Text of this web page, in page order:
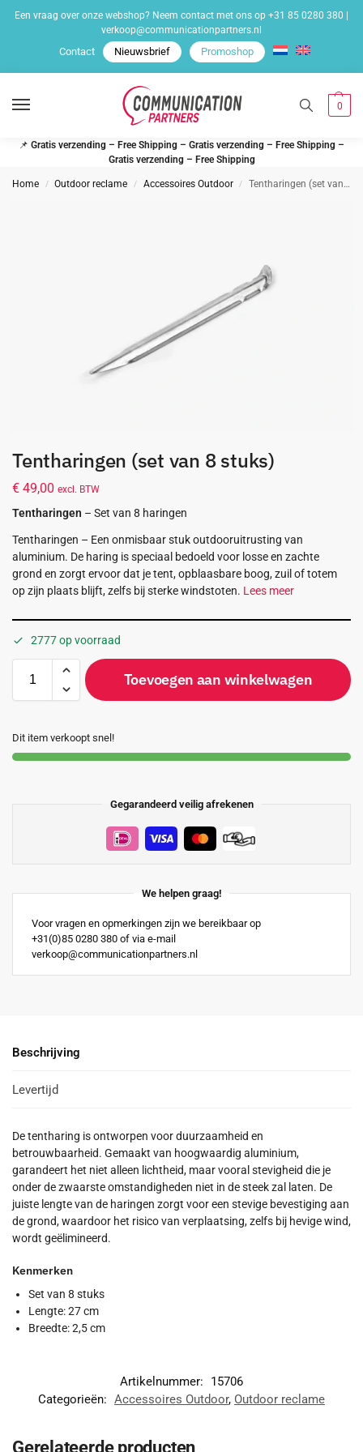
Een vraag over onze webshop? Neem contact met ons op +31 85 0280 380 |
verkoop@communicationpartners.nl
Contact Nieuwsbrief Promoshop
0
📌 Gratis verzending – Free Shipping – Gratis verzending – Free Shipping –
Gratis verzending – Free Shipping
Home / Outdoor reclame / Accessoires Outdoor / Tentharingen (set van 8 stuks)
Tentharingen (set van 8 stuks)
€ 49,00 excl. BTW
Tentharingen – Set van 8 haringen
Tentharingen – Een onmisbaar stuk outdooruitrusting van
aluminium. De haring is speciaal bedoeld voor losse en zachte
grond en zorgt ervoor dat je tent, opblaasbare boog, zuil of totem
op zijn plaats blijft, zelfs bij sterke windstoten. Lees meer
2777 op voorraad
Toevoegen aan winkelwagen
Dit item verkoopt snel!
Gegarandeerd veilig afrekenen
We helpen graag!
Voor vragen en opmerkingen zijn we bereikbaar op
+31(0)85 0280 380 of via e-mail
verkoop@communicationpartners.nl
Beschrijving
Levertijd
De tentharing is ontworpen voor duurzaamheid en
betrouwbaarheid. Gemaakt van hoogwaardig aluminium,
garandeert het niet alleen lichtheid, maar vooral stevigheid die je
onder de zwaarste omstandigheden niet in de steek zal laten. De
juiste lengte van de haringen zorgt voor een stevige bevestiging aan
de grond, waardoor het risico van verplaatsing, zelfs bij hevige wind,
wordt geëlimineerd.
Kenmerken
Set van 8 stuks
Lengte: 27 cm
Breedte: 2,5 cm
Artikelnummer:
15706
Categorieën: Accessoires Outdoor, Outdoor reclame
Gerelateerde producten